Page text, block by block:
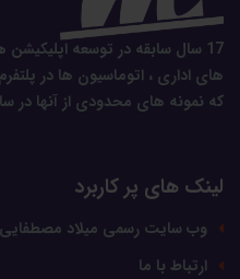
17 سال سابقه در توسعه
های اداری ، اتوماسیون ها در
که نمونه های محدودی از آنها در
لینک های پر کاربرد
وب سایت رسمی میلاد مصطفایی
ارتباط با ما